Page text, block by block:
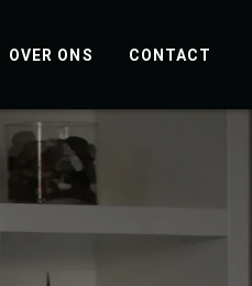
OVER ONS CONTACT